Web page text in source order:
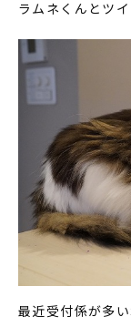
ラムネくんとツ
最近受付係が多